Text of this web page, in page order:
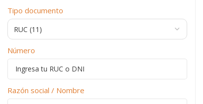
Tipo documento
Número
Razón social / Nombre